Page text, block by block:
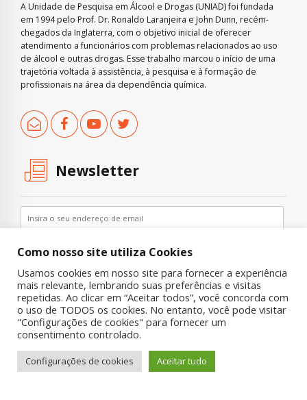
A Unidade de Pesquisa em Álcool e Drogas (UNIAD) foi fundada
em 1994 pelo Prof. Dr. Ronaldo Laranjeira e John Dunn, recém-
chegados da Inglaterra, com o objetivo inicial de oferecer
atendimento a funcionários com problemas relacionados ao uso
de álcool e outras drogas. Esse trabalho marcou o início de uma
trajetória voltada à assistência, à pesquisa e à formação de
profissionais na área da dependência química.
Newsletter
Copyright © 2019 UNIAD – Unidade de Pesquisa em Álcool e Drogas
Contato
Como nosso site utiliza Cookies
Usamos cookies em nosso site para fornecer a experiência
mais relevante, lembrando suas preferências e visitas
repetidas. Ao clicar em “Aceitar todos”, você concorda com
o uso de TODOS os cookies. No entanto, você pode visitar
"Configurações de cookies" para fornecer um
consentimento controlado.
Configurações de cookies Aceitar tudo